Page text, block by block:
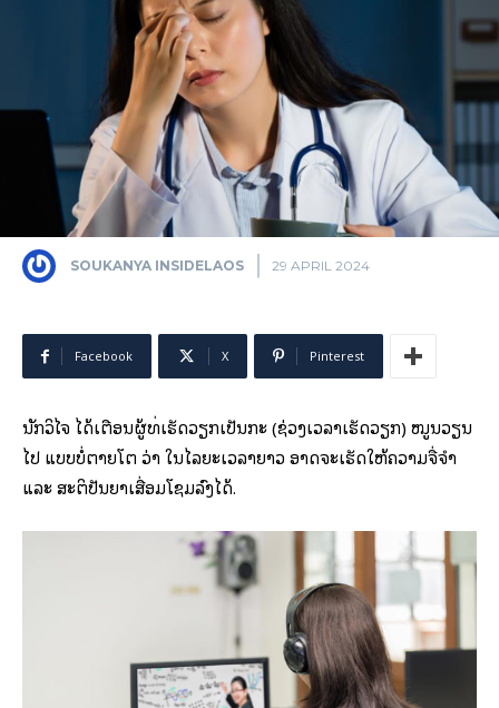
SOUKANYA INSIDELAOS 29 APRIL 2024
Facebook X Pinterest
ນັກວິໄຈ ໄດ້ເຕືອນຜູ້ທີ່ເຮັດວຽກເປັນກະ (ຊ່ວງເວລາເຮັດວຽກ) ໝູນວຽນ
ໄປ ແບບບໍ່ຕາຍໂຕ ວ່າ ໃນໄລຍະເວລາຍາວ ອາດຈະເຮັດໃຫ້ຄວາມຈື່ຈຳ
ແລະ ສະຕິປັນຍາເສື່ອມໂຊມລົງໄດ້.